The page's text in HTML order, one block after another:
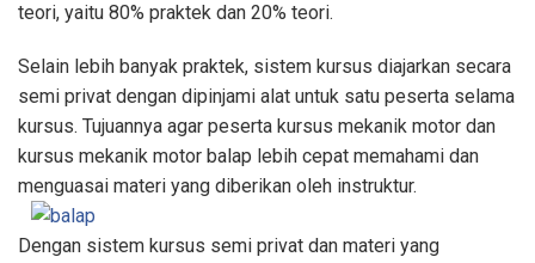
teori, yaitu 80% praktek dan 20% teori.
Selain lebih banyak praktek, sistem kursus diajarkan secara
semi privat dengan dipinjami alat untuk satu peserta selama
kursus. Tujuannya agar peserta kursus mekanik motor dan
kursus mekanik motor balap lebih cepat memahami dan
menguasai materi yang diberikan oleh instruktur.
Dengan sistem kursus semi privat dan materi yang